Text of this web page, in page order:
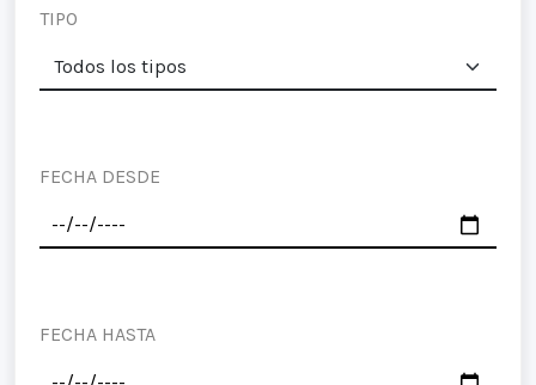
TIPO
FECHA DESDE
FECHA HASTA